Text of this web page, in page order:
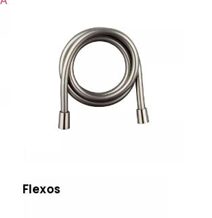
Flexos